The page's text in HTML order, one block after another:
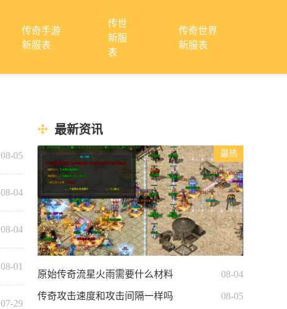
传奇手游
新服表
传世
新服
表
传奇世界
新服表
08-05
08-04
08-04
08-01
07-29
最新资讯
原始传奇流星火雨需要什么材料 08-04
传奇攻击速度和攻击间隔一样吗 08-05